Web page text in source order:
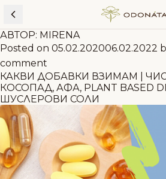
Skip to content
АВТОР: MIRENA
Posted on 05.02.202006.02.2022
comment
КАКВИ ДОБАВКИ ВЗИМАМ |
КОСОПАД, АФА, PLANT BASED
ШУСЛЕРОВИ СОЛИ